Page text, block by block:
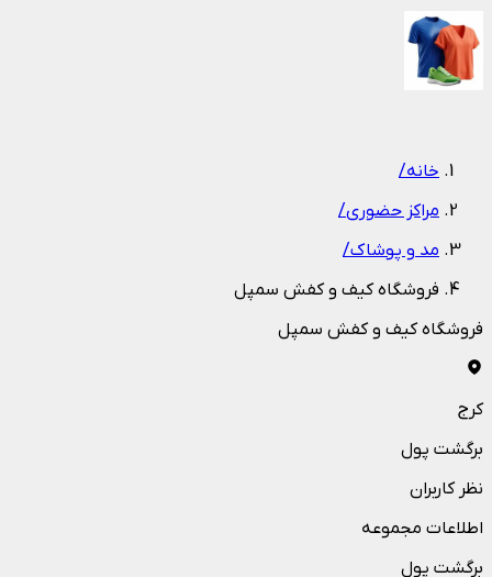
خانه/
مراکز حضوری/
مد و پوشاک/
فروشگاه کیف و کفش سمپل
فروشگاه کیف و کفش سمپل
کرج
برگشت پول
نظر کاربران
اطلاعات مجموعه
برگشت پول